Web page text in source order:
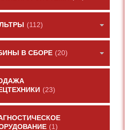
(112)
В СБОРЕ (20)
(23)
(1)